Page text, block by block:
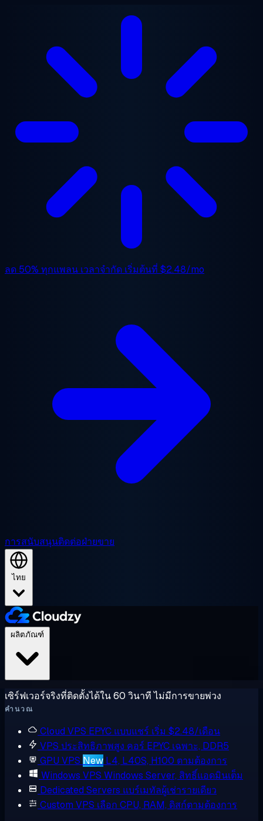
ลด 50% ทุกแพลน เวลาจำกัด เริ่มต้นที่ $2.48/mo
การสนับสนุนติดต่อฝ่ายขาย
ไทย
เซิร์ฟเวอร์จริงที่ติดตั้งได้ใน 60 วินาที ไม่มีการขายพ่วง
คำนวณ
Cloud VPS EPYC แบบแชร์ เริ่ม $2.48/เดือน
VPS ประสิทธิภาพสูง คอร์ EPYC เฉพาะ, DDR5
GPU VPS New L4, L40S, H100 ตามต้องการ
Windows VPS Windows Server, สิทธิ์แอดมินเต็ม
Dedicated Servers แบร์เมทัลผู้เช่ารายเดียว
Custom VPS เลือก CPU, RAM, ดิสก์ตามต้องการ